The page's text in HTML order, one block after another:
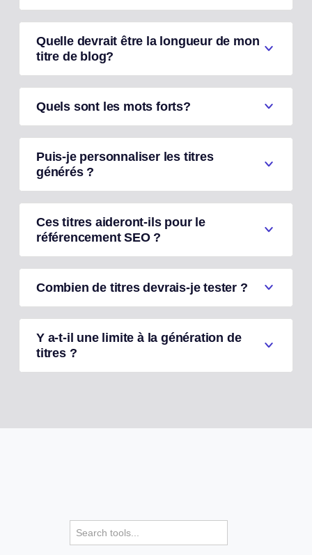
Quelle devrait être la longueur de mon
titre de blog?
Quels sont les mots forts?
Puis-je personnaliser les titres
générés ?
Ces titres aideront-ils pour le
référencement SEO ?
Combien de titres devrais-je tester ?
Y a-t-il une limite à la génération de
titres ?